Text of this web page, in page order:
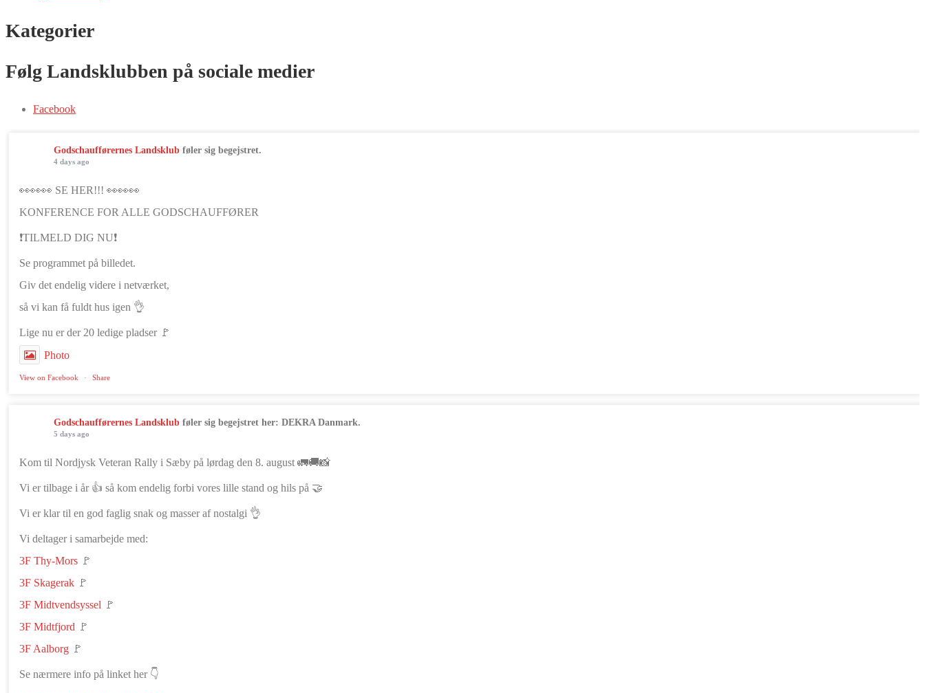
Kategorier
Følg Landsklubben på sociale medier
Facebook
Godschaufførernes Landsklub føler sig begejstret.
4 days ago
👀👀👀 SE HER!!! 👀👀👀
KONFERENCE FOR ALLE GODSCHAUFFØRER
❗️TILMELD DIG NU❗️
Se programmet på billedet.
Giv det endelig videre i netværket,
så vi kan få fuldt hus igen 👌
Lige nu er der 20 ledige pladser 🚩
Photo
View on Facebook · Share
Godschaufførernes Landsklub føler sig begejstret her: DEKRA Danmark.
5 days ago
Kom til Nordjysk Veteran Rally i Sæby på lørdag den 8. august 🚛🚚📸
Vi er tilbage i år 👍 så kom endelig forbi vores lille stand og hils på 🤝
Vi er klar til en god faglig snak og masser af nostalgi 👌
Vi deltager i samarbejde med:
3F Thy-Mors 🚩
3F Skagerak 🚩
3F Midtvendsyssel 🚩
3F Midtfjord 🚩
3F Aalborg 🚩
Se nærmere info på linket her 👇